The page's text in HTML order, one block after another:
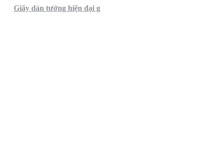
Giấy dán tường hiện đại g